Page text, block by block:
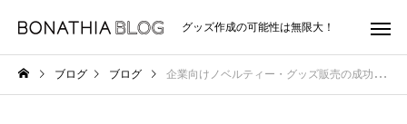
グッズ作成の可能性は無限大！
ブログ ブログ 企業向けノベルティー・グッズ販売の成功方法（2024年最新版）